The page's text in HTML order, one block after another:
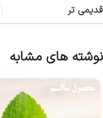
قدیمی تر
نوشته های مشابه